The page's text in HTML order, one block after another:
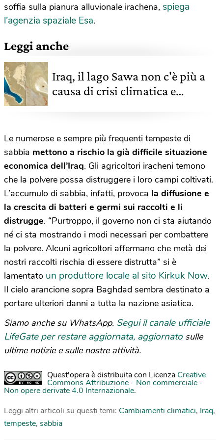
soffia sulla pianura alluvionale irachena, spiega
l’agenzia spaziale Esa.
Leggi anche
Iraq, il lago Sawa non c'è più a
causa di crisi climatica e
Le numerose e sempre più frequenti tempeste di
sabbia mettono a rischio la già difficile situazione
economica dell’Iraq. Gli agricoltori iracheni temono
che la polvere possa distruggere i loro campi coltivati.
L’accumulo di sabbia, infatti, provoca la diffusione e
la crescita di batteri e germi sui raccolti e li
distrugge. “Purtroppo, il governo non ci sta aiutando
né ci sta mostrando i modi necessari per combattere
la polvere. Alcuni agricoltori affermano che metà dei
nostri raccolti rischia di essere distrutta” si è
lamentato un produttore locale al sito Kirkuk Now.
Il cielo arancione sopra Baghdad sembra destinato a
portare ulteriori danni a tutta la nazione asiatica.
Siamo anche su WhatsApp. Segui il canale ufficiale
LifeGate per restare aggiornata, aggiornato sulle
ultime notizie e sulle nostre attività.
Quest'opera è distribuita con Licenza Creative
Commons Attribuzione - Non commerciale -
Non opere derivate 4.0 Internazionale.
Leggi altri articoli su questi temi: Cambiamenti climatici, Iraq,
tempeste, sabbia